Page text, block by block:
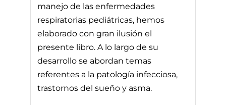
manejo de las enfermedades
respiratorias pediátricas, hemos
elaborado con gran ilusión el
presente libro. A lo largo de su
desarrollo se abordan temas
referentes a la patología infecciosa,
trastornos del sueño y asma.